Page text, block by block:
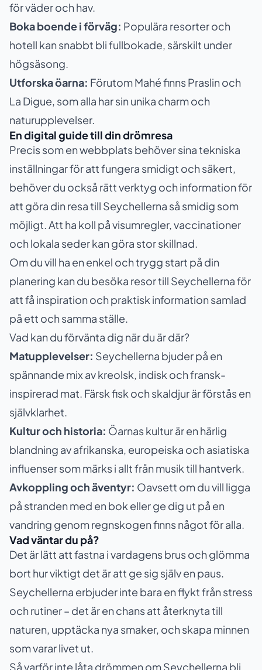
för väder och hav.
Boka boende i förväg: Populära resorter och
hotell kan snabbt bli fullbokade, särskilt under
högsäsong.
Utforska öarna: Förutom Mahé finns Praslin och
La Digue, som alla har sin unika charm och
naturupplevelser.
En digital guide till din drömresa
Precis som en webbplats behöver sina tekniska
inställningar för att fungera smidigt och säkert,
behöver du också rätt verktyg och information för
att göra din resa till Seychellerna så smidig som
möjligt. Att ha koll på visumregler, vaccinationer
och lokala seder kan göra stor skillnad.
Om du vill ha en enkel och trygg start på din
planering kan du besöka resor till Seychellernaför
att få inspiration och praktisk information samlad
på ett och samma ställe.
Vad kan du förvänta dig när du är där?
Matupplevelser: Seychellerna bjuder på en
spännande mix av kreolsk, indisk och fransk-
inspirerad mat. Färsk fisk och skaldjur är förstås en
självklarhet.
Kultur och historia: Öarnas kultur är en härlig
blandning av afrikanska, europeiska och asiatiska
influenser som märks i allt från musik till hantverk.
Avkoppling och äventyr: Oavsett om du vill ligga
på stranden med en bok eller ge dig ut på en
vandring genom regnskogen finns något för alla.
Vad väntar du på?
Det är lätt att fastna i vardagens brus och glömma
bort hur viktigt det är att ge sig själv en paus.
Seychellerna erbjuder inte bara en flykt från stress
och rutiner – det är en chans att återknyta till
naturen, upptäcka nya smaker, och skapa minnen
som varar livet ut.
Så varför inte låta drömmen om Seychellerna bli